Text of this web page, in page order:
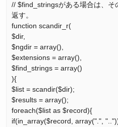
// $find_stringsがある場合は、そ
返す。
function scandir_r(
$dir,
$ngdir = array(),
$extensions = array(),
$find_strings = array()
){
$list = scandir($dir);
$results = array();
foreach($list as $record){
if(in_array($record, array(".",